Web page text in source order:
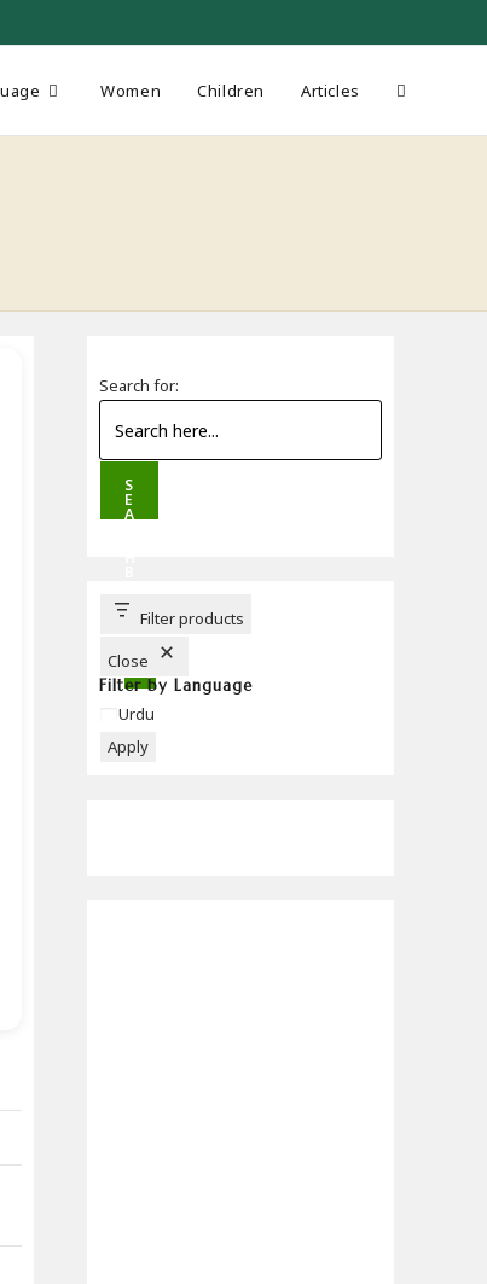
Women Children Articles Toggle
Search for:
S
E
A
T
T
Filter products
Close
Filter by Language
Language
Urdu
Apply